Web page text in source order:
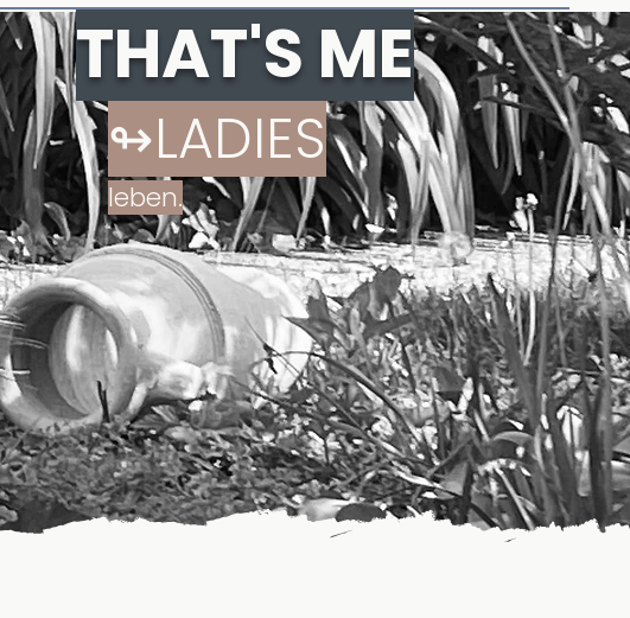
THAT'S ME
↬LADIES
leben.